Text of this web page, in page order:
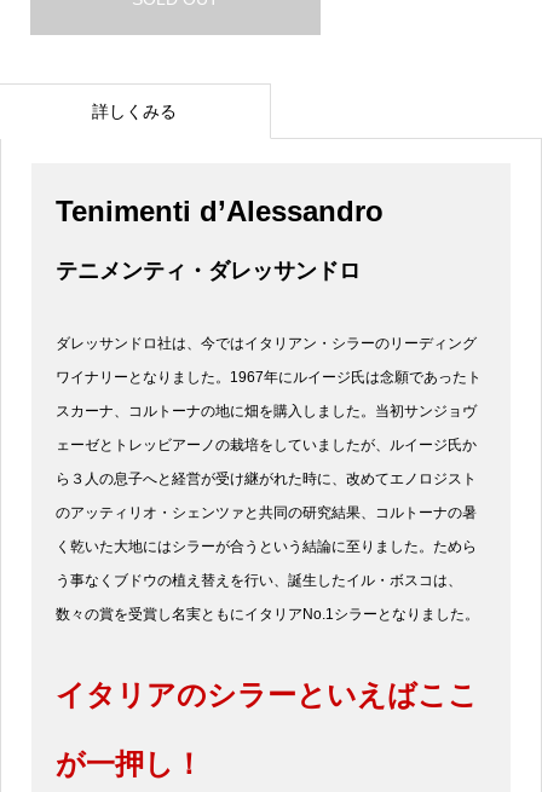
詳しくみる
Tenimenti d’Alessandro
テニメンティ・ダレッサンドロ
ダレッサンドロ社は、今ではイタリアン・シラーのリーディング
ワイナリーとなりました。1967年にルイージ氏は念願であったト
スカーナ、コルトーナの地に畑を購入しました。当初サンジョヴ
ェーゼとトレッビアーノの栽培をしていましたが、ルイージ氏か
ら３人の息子へと経営が受け継がれた時に、改めてエノロジスト
のアッティリオ・シェンツァと共同の研究結果、コルトーナの暑
く乾いた大地にはシラーが合うという結論に至りました。ためら
う事なくブドウの植え替えを行い、誕生したイル・ボスコは、
数々の賞を受賞し名実ともにイタリアNo.1シラーとなりました。
イタリアのシラーといえばここ
が一押し！